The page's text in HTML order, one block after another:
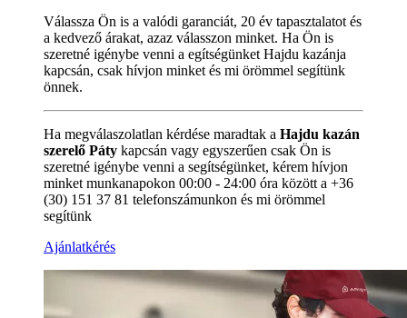
Válassza Ön is a valódi garanciát, 20 év tapasztalatot és
a kedvező árakat, azaz válasszon minket. Ha Ön is
szeretné igénybe venni a egítségünket Hajdu kazánja
kapcsán, csak hívjon minket és mi örömmel segítünk
önnek.
Ha megválaszolatlan kérdése maradtak a Hajdu kazán
szerelő Páty kapcsán vagy egyszerűen csak Ön is
szeretné igénybe venni a segítségünket, kérem hívjon
minket munkanapokon 00:00 - 24:00 óra között a +36
(30) 151 37 81 telefonszámunkon és mi örömmel
segítünk
Ajánlatkérés